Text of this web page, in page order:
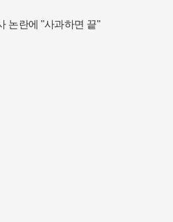
논란에 "사과하면 끝"